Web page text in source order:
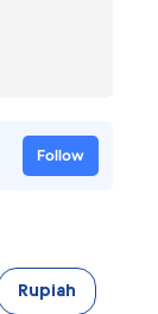
Follow
Rupiah